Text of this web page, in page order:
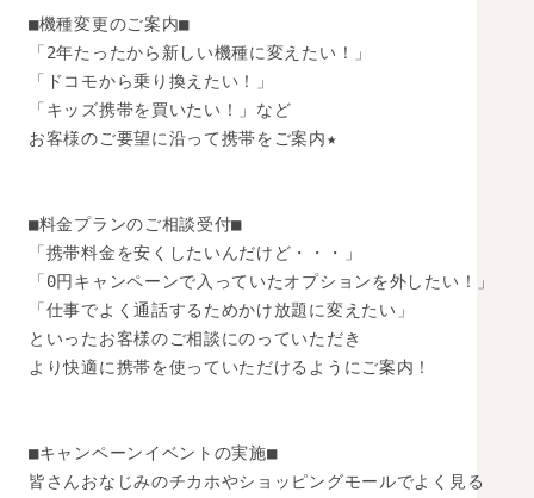
■機種変更のご案内■
「2年たったから新しい機種に変えたい！」
「ドコモから乗り換えたい！」
「キッズ携帯を買いたい！」など
お客様のご要望に沿って携帯をご案内★
■料金プランのご相談受付■
「携帯料金を安くしたいんだけど・・・」
「0円キャンペーンで入っていたオプションを外したい！」
「仕事でよく通話するためかけ放題に変えたい」
といったお客様のご相談にのっていただき
より快適に携帯を使っていただけるようにご案内！
■キャンペーンイベントの実施■
皆さんおなじみのチカホやショッピングモールでよく見る